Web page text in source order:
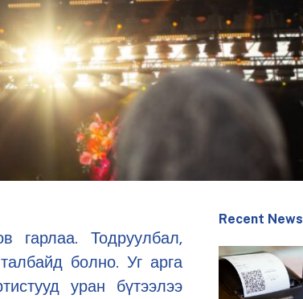
гарлаа. Тодруулбал,
болно. Уг арга
уран бүтээлээ
Recent News